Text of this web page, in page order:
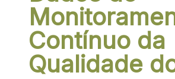
Contínuo da
Qualidade